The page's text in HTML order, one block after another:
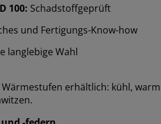
100: Schadstoffgeprüft
und Fertigungs-Know-how
langlebige Wahl
Wärmestufen erhältlich: kühl,